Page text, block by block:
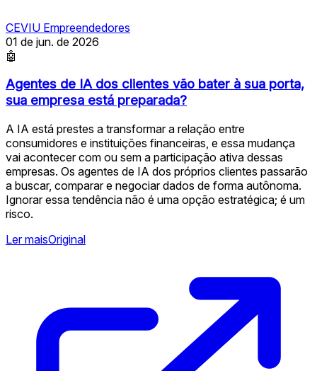
CEVIU Empreendedores
01 de jun. de 2026
🤖
Agentes de IA dos clientes vão bater à sua porta,
sua empresa está preparada?
A IA está prestes a transformar a relação entre
consumidores e instituições financeiras, e essa mudança
vai acontecer com ou sem a participação ativa dessas
empresas. Os agentes de IA dos próprios clientes passarão
a buscar, comparar e negociar dados de forma autônoma.
Ignorar essa tendência não é uma opção estratégica; é um
risco.
Ler maisOriginal